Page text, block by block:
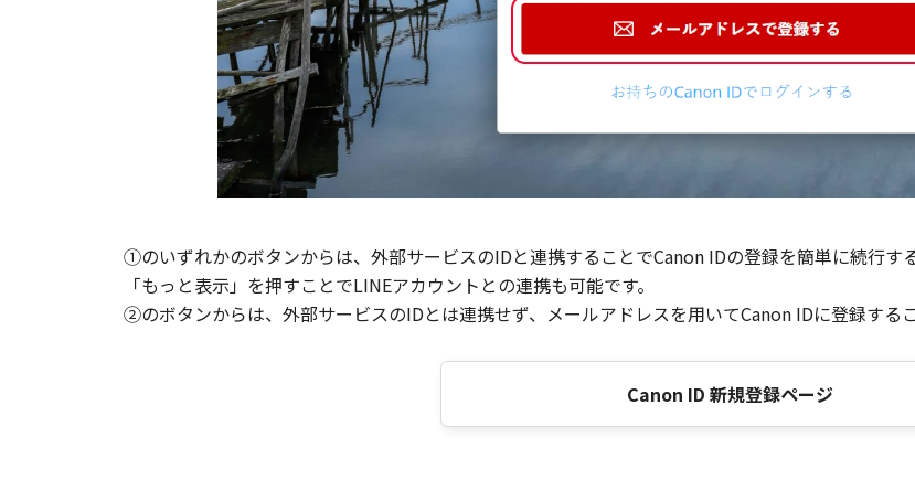
①のいずれかのボタンからは、外部サービスのIDと連携することでCanon IDの登録を簡単に続行す
「もっと表示」を押すことでLINEアカウントとの連携も可能です。
②のボタンからは、外部サービスのIDとは連携せず、メールアドレスを用いてCanon IDに登録するこ
Canon ID 新規登録ページ